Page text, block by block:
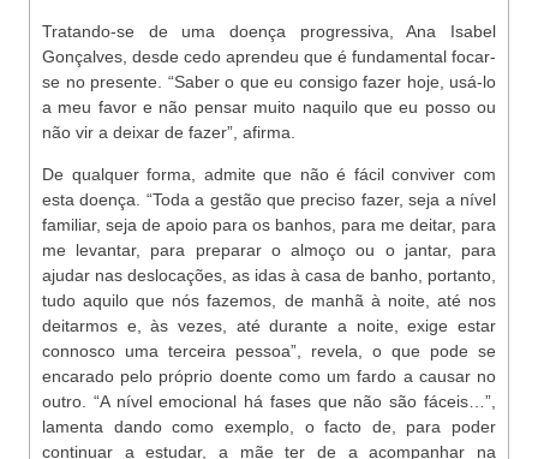
Tratando-se de uma doença progressiva, Ana Isabel
Gonçalves, desde cedo aprendeu que é fundamental focar-
se no presente. “Saber o que eu consigo fazer hoje, usá-lo
a meu favor e não pensar muito naquilo que eu posso ou
não vir a deixar de fazer”, afirma.
De qualquer forma, admite que não é fácil conviver com
esta doença. “Toda a gestão que preciso fazer, seja a nível
familiar, seja de apoio para os banhos, para me deitar, para
me levantar, para preparar o almoço ou o jantar, para
ajudar nas deslocações, as idas à casa de banho, portanto,
tudo aquilo que nós fazemos, de manhã à noite, até nos
deitarmos e, às vezes, até durante a noite, exige estar
connosco uma terceira pessoa”, revela, o que pode se
encarado pelo próprio doente como um fardo a causar no
outro. “A nível emocional há fases que não são fáceis…”,
lamenta dando como exemplo, o facto de, para poder
continuar a estudar, a mãe ter de a acompanhar na